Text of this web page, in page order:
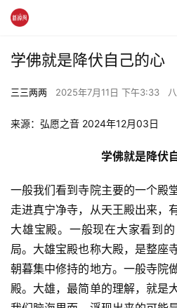
学佛就是降伏自己的心
三三两两 2025年7月11日 下午3:33
来源：弘愿之音 2024年12月03日
学佛就是降伏
一般我们看到寺院主要的一个殿
走进真宁净寺，从天王殿出来，
大雄宝殿。一般现在大家看到
局。大雄宝殿也称大殿，是整座
朝暮集中修持的地方。一般寺院
殿。大雄，最简单的理解，就是